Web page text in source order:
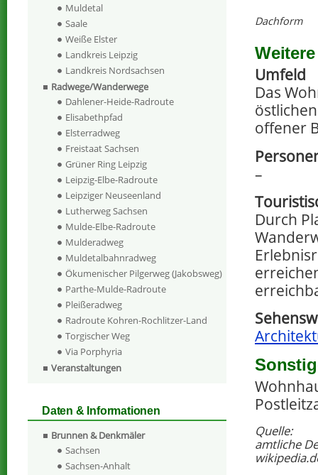
Dachform
Umfeld
Das
offener
–
Durch
Quelle:
amtliche
Muldetal
Saale
Weiße Elster
Landkreis Leipzig
Landkreis Nordsachsen
Radwege/Wanderwege
Dahlener-Heide-Radroute
Elisabethpfad
Elsterradweg
Freistaat Sachsen
Grüner Ring Leipzig
Leipzig-Elbe-Radroute
Leipziger Neuseenland
Lutherweg Sachsen
Mulde-Elbe-Radroute
Mulderadweg
Muldetalbahnradweg
Ökumenischer Pilgerweg (Jakobsweg)
Parthe-Mulde-Radroute
Pleißeradweg
Radroute Kohren-Rochlitzer-Land
Torgischer Weg
Via Porphyria
Veranstaltungen
Daten & Informationen
Brunnen & Denkmäler
Sachsen
Sachsen-Anhalt